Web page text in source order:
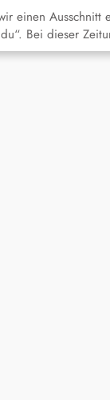
einen Ausschnitt
Bei dieser